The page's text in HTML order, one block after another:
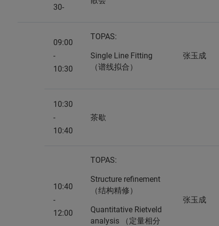
30-
09:00
-
10:30
TOPAS:
Single Line Fitting
（谱线拟合）
张玉成
10:30
-
10:40
茶歇
10:40
-
12:00
TOPAS:
Structure refinement
（结构精修）
Quantitative Rietveld
analysis （定量相分
张玉成